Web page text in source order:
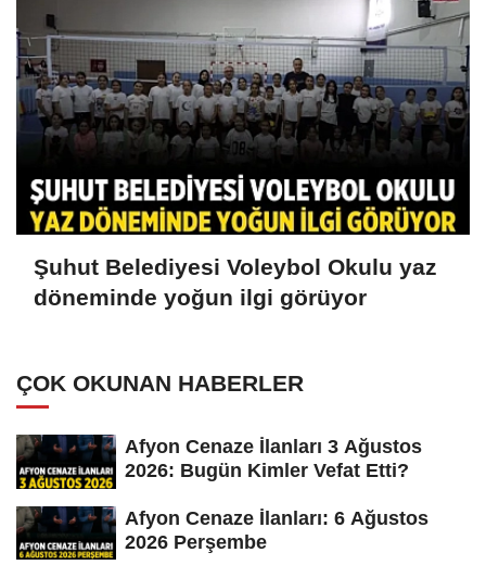
Şuhut Belediyesi Voleybol Okulu yaz
döneminde yoğun ilgi görüyor
ÇOK OKUNAN HABERLER
Afyon Cenaze İlanları 3 Ağustos
2026: Bugün Kimler Vefat Etti?
Afyon Cenaze İlanları: 6 Ağustos
2026 Perşembe